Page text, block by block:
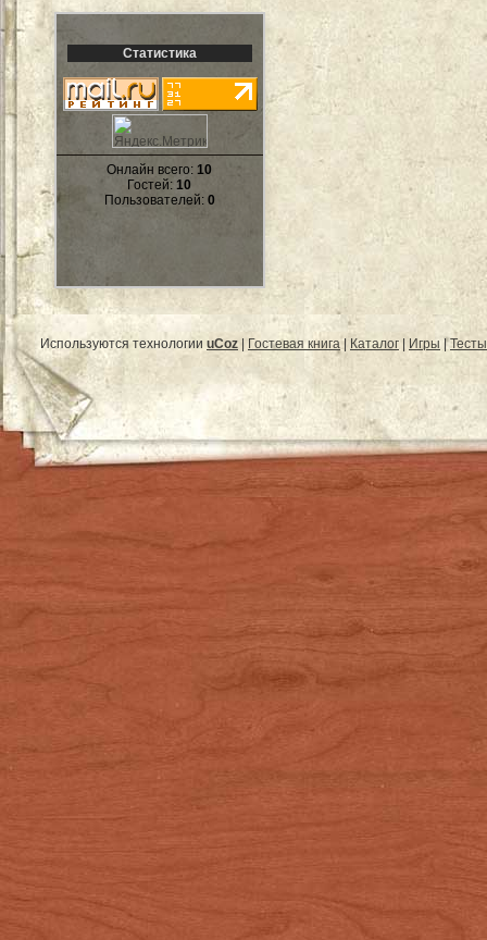
Статистика
Онлайн всего:10
Гостей:10
Пользователей: 0
Используются технологии uCoz Гостевая книга| Каталог Игры |Тесты